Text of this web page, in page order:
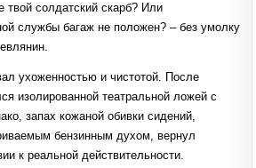
солдатский скарб? Или
службы багаж не положен? – без умолку
ухоженностью и чистотой. После
изолированной театральной ложей с
запах кожаной обивки сидений,
бензинным духом, вернул
к реальной действительности.